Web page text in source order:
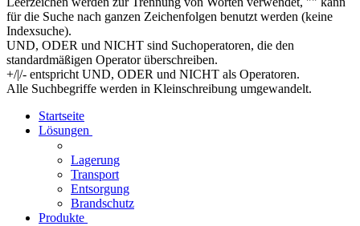
für die Suche nach ganzen Zeichenfolgen benutzt werden (keine
Indexsuche).
UND, ODER und NICHT sind Suchoperatoren, die den
standardmäßigen Operator überschreiben.
+/|/- entspricht UND, ODER und NICHT als Operatoren.
Alle Suchbegriffe werden in Kleinschreibung umgewandelt.
Startseite
Lösungen
Lagerung
Transport
Entsorgung
Brandschutz
Produkte